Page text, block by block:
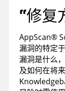
“修复
AppScan®
漏洞的特定
漏洞是什么
及如何在将